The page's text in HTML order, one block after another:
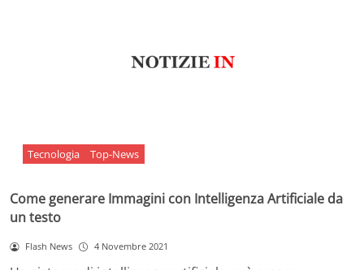
Tecnologia Top-News
Come generare Immagini con Intelligenza Artificiale da
un testo
Flash News 4 Novembre 2021